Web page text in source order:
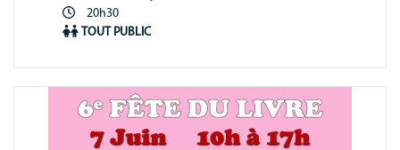
Période
animation
20h30
TOUT PUBLIC